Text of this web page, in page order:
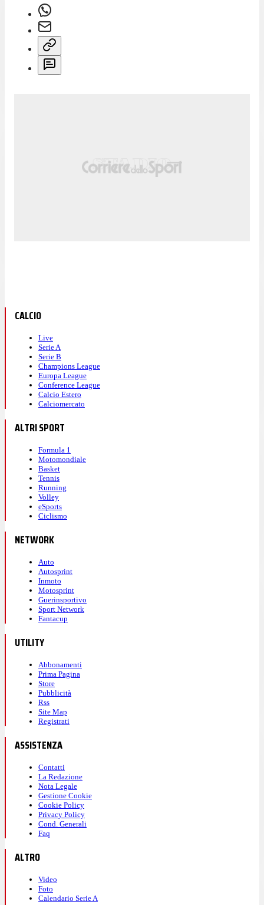
CALCIO
Live
Serie A
Serie B
Champions League
Europa League
Conference League
Calcio Estero
Calciomercato
ALTRI SPORT
Formula 1
Motomondiale
Basket
Tennis
Running
Volley
eSports
Ciclismo
NETWORK
Auto
Autosprint
Inmoto
Motosprint
Guerinsportivo
Sport Network
Fantacup
UTILITY
Abbonamenti
Prima Pagina
Store
Pubblicità
Rss
Site Map
Registrati
ASSISTENZA
Contatti
La Redazione
Nota Legale
Gestione Cookie
Cookie Policy
Privacy Policy
Cond. Generali
Faq
ALTRO
Video
Foto
Calendario Serie A